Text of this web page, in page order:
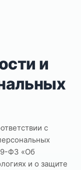
и
с
ФЗ «Об
и о защите